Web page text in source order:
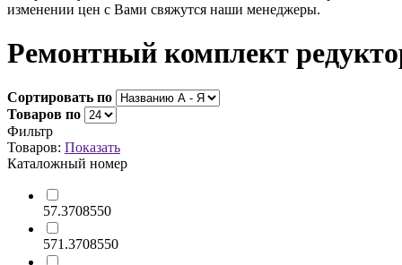
Ремонтный комплект
Сортировать по
Товаров по
Фильтр
Товаров: Показать
Каталожный номер
57.3708550
571.3708550